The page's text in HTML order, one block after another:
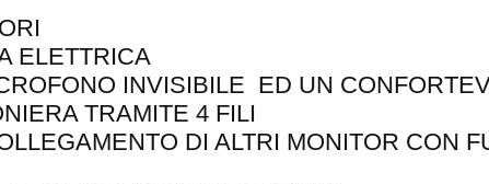
ELETTRICA
INVISIBILE ED UN
TRAMITE 4 FILI
DI ALTRI MONITOR CON